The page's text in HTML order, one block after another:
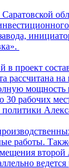
проект
рассчитана
мощность
30 рабочих
работы.
ведется